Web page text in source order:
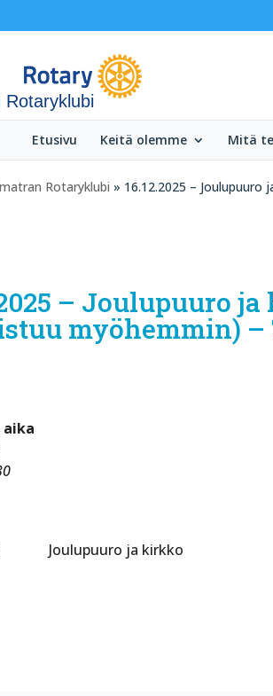
Rotaryklubi
Etusivu Keitä olemme Mitä
Rotaryklubi » 16.12.2025 –
– Joulupuuro
myöhemmin) –
aika
Joulupuuro ja kirkko